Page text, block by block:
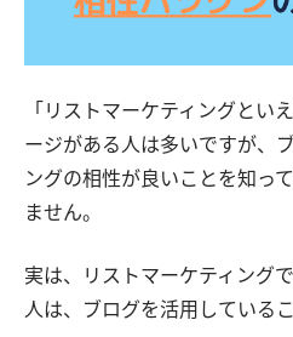
「リストマーケティングとい
ージがある人は多いですが、
ングの相性が良いことを知っ
ません。
実は、リストマーケティング
人は、ブログを活用している